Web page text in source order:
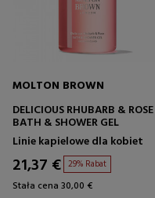
MOLTON BROWN
DELICIOUS RHUBARB & ROSE
BATH & SHOWER GEL
Linie kapielowe dla kobiet
21,37 € 29% Rabat
Stała cena 30,00 €